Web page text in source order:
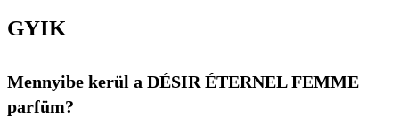
GYIK
Mennyibe kerül a DÉSIR ÉTERNEL FEMME
parfüm?